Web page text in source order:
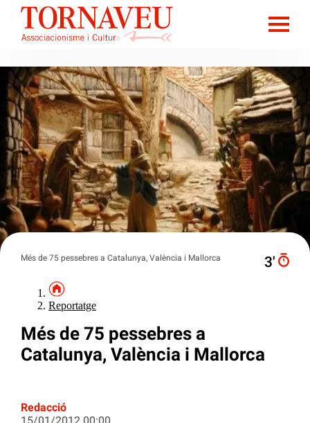
Més de 75 pessebres a Catalunya, València i Mallorca 3′
Reportatge
Més de 75 pessebres a
Catalunya, València i Mallorca
Redacció